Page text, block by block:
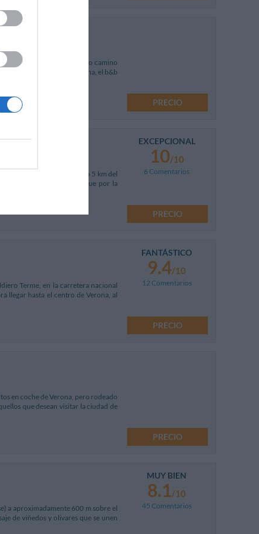
de la Valpolicella, a medio camino
del vino y la buena cocina, el b&b
PRECIO
de un cierto nivel, a sólo 5 km del
un 4 estrellas, se distingue por la
EXCEPCIONAL
10/10
6 Comentarios
PRECIO
Terme, en la carretera nacional
llegar hasta el centro de Verona, al
FANTÁSTICO
9.4/10
12 Comentarios
PRECIO
en coche de Verona, pero rodeado
que desean visitar la ciudad de
PRECIO
a aproximadamente 600 m sobre el
de viñedos y olivares que se unen
MUY BIEN
8.1/10
45 Comentarios